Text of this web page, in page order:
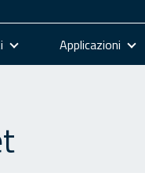
Applicazioni